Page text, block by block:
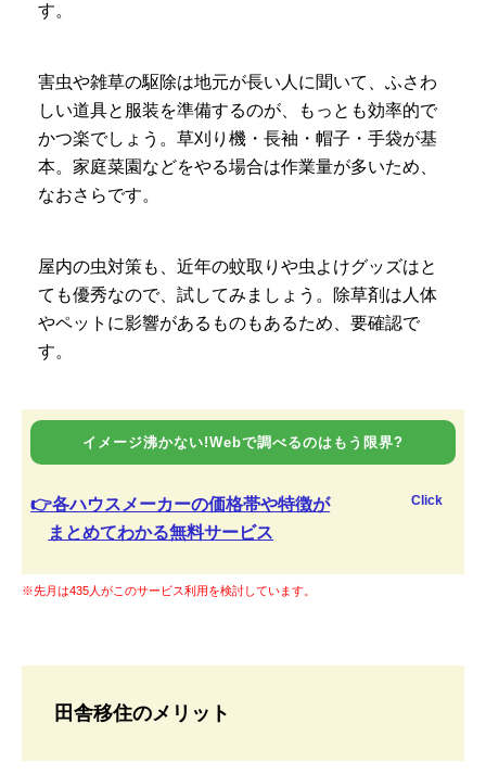
す。
害虫や雑草の駆除は地元が長い人に聞いて、ふさわ
しい道具と服装を準備するのが、もっとも効率的で
かつ楽でしょう。草刈り機・長袖・帽子・手袋が基
本。家庭菜園などをやる場合は作業量が多いため、
なおさらです。
屋内の虫対策も、近年の蚊取りや虫よけグッズはと
ても優秀なので、試してみましょう。除草剤は人体
やペットに影響があるものもあるため、要確認で
す。
イメージ沸かない!Webで調べるのはもう限界?
👉各ハウスメーカーの価格帯や特徴が
まとめてわかる無料サービス
Click
※先月は435人がこのサービス利用を検討しています。
田舎移住のメリット